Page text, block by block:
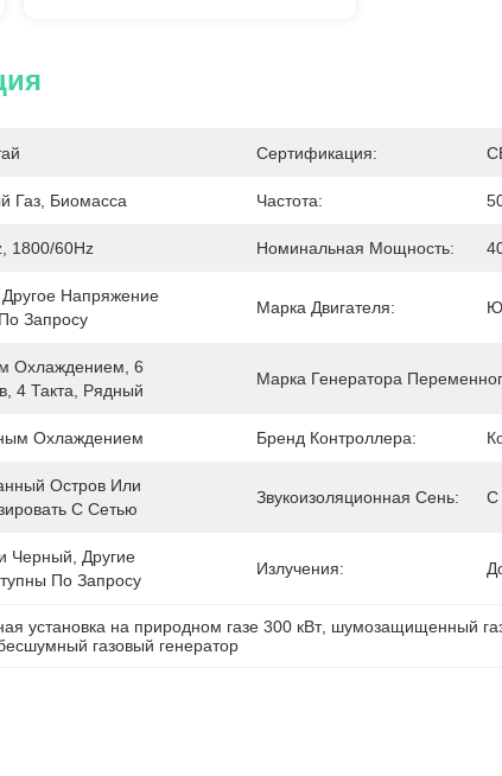
Сертификация:
Газ, Биомасса Частота:
1800/60Hz Номинальная Мощность:
Напряжение
Запросу
Марка Двигателя:
Охлаждением, 6
4 Такта, Рядный
Марка Генератора
Охлаждением Бренд Контроллера:
Остров Или
С Сетью
Звукоизоляционная Сень: С
Черный, Другие
По Запросу
Излучения:
установка на природном газе 300 кВт, шумозащищенный
газовый генератор